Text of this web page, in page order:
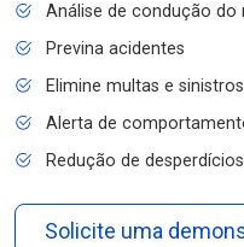
Análise de condução
Previna acidentes
Elimine multas e
Alerta de
Redução de
Solicite uma